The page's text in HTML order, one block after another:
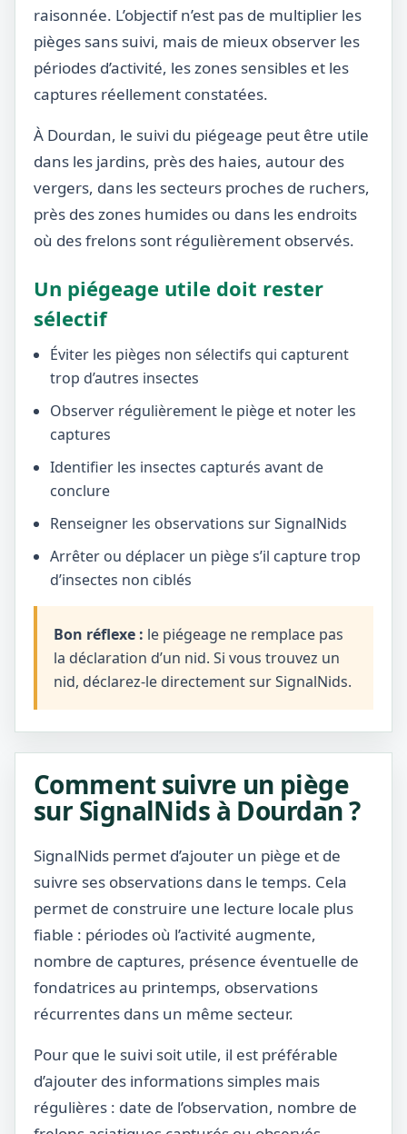
raisonnée. L’objectif n’est pas de multiplier les
pièges sans suivi, mais de mieux observer les
périodes d’activité, les zones sensibles et les
captures réellement constatées.
À Dourdan, le suivi du piégeage peut être utile
dans les jardins, près des haies, autour des
vergers, dans les secteurs proches de ruchers,
près des zones humides ou dans les endroits
où des frelons sont régulièrement observés.
Un piégeage utile doit rester
sélectif
Éviter les pièges non sélectifs qui capturent
trop d’autres insectes
Observer régulièrement le piège et noter les
captures
Identifier les insectes capturés avant de
conclure
Renseigner les observations sur SignalNids
Arrêter ou déplacer un piège s’il capture trop
d’insectes non ciblés
Bon réflexe : le piégeage ne remplace pas
la déclaration d’un nid. Si vous trouvez un
nid, déclarez-le directement sur SignalNids.
Comment suivre un piège
sur SignalNids à Dourdan ?
SignalNids permet d’ajouter un piège et de
suivre ses observations dans le temps. Cela
permet de construire une lecture locale plus
fiable : périodes où l’activité augmente,
nombre de captures, présence éventuelle de
fondatrices au printemps, observations
récurrentes dans un même secteur.
Pour que le suivi soit utile, il est préférable
d’ajouter des informations simples mais
régulières : date de l’observation, nombre de